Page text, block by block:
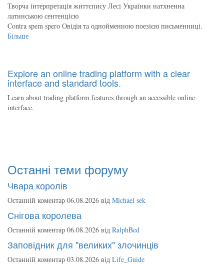
Творча інтерпретація життєпису Лесі Українки натхненна
латинською сентенцією
Contra spem spero Овідія та однойменною поезією письменниці.
Більше
Explore an online trading platform with a clear
interface and standard tools.
Learn about trading platform features through an accessible online
interface.
Останні теми форуму
Чвара королів
Останній коментар 06.08.2026 від Michael sek
Снігова королева
Останній коментар 06.08.2026 від RalphBed
Заповідник для "великих" злочинців
Останній коментар 03.08.2026 від Life_Guide